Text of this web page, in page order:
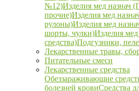
№12)Изделия мед назнач
прочие)Изделия мед
рулоны)Изделия мед
шорты, чулки)Изделия
средства)Подгузники,
Лекарственные травы,
Питательные смеси
Лекарственные средства
Обеззараживающие
болезней кровиСредства